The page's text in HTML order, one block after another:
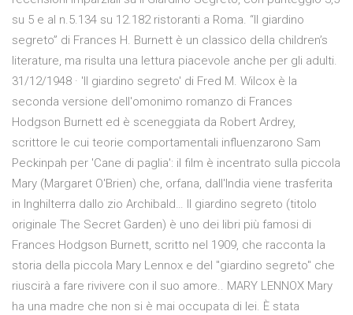
su 5 e al n.5.134 su 12.182 ristoranti a Roma. “Il giardino
segreto” di Frances H. Burnett è un classico della children’s
literature, ma risulta una lettura piacevole anche per gli adulti.
31/12/1948 · 'Il giardino segreto' di Fred M. Wilcox è la
seconda versione dell'omonimo romanzo di Frances
Hodgson Burnett ed è sceneggiata da Robert Ardrey,
scrittore le cui teorie comportamentali influenzarono Sam
Peckinpah per 'Cane di paglia': il film è incentrato sulla piccola
Mary (Margaret O'Brien) che, orfana, dall'India viene trasferita
in Inghilterra dallo zio Archibald… Il giardino segreto (titolo
originale The Secret Garden) è uno dei libri più famosi di
Frances Hodgson Burnett, scritto nel 1909, che racconta la
storia della piccola Mary Lennox e del "giardino segreto" che
riuscirà a fare rivivere con il suo amore.. MARY LENNOX Mary
ha una madre che non si è mai occupata di lei. È stata